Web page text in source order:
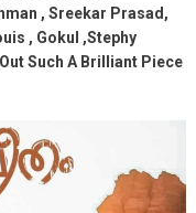
, Sreekar Prasad,
, Gokul ,Stephy
Such A Brilliant Piece